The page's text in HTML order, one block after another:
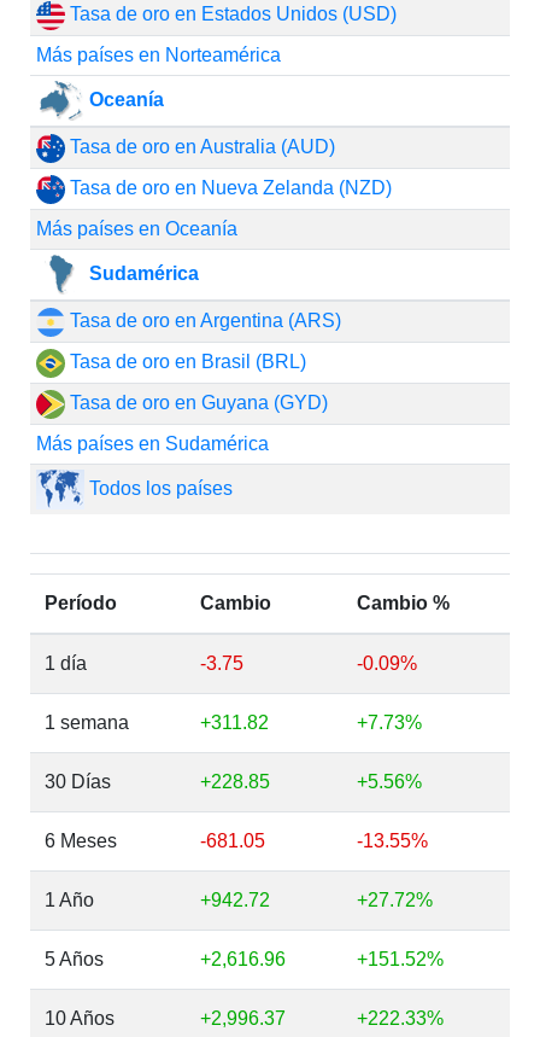
Tasa de oro en Estados Unidos (USD)
Más países en Norteamérica
Oceanía
Tasa de oro en Australia (AUD)
Tasa de oro en Nueva Zelanda (NZD)
Más países en Oceanía
Sudamérica
Tasa de oro en Argentina (ARS)
Tasa de oro en Brasil (BRL)
Tasa de oro en Guyana (GYD)
Más países en Sudamérica
Todos los países
Período Cambio Cambio %
1 día -3.75 -0.09%
1 semana +311.82 +7.73%
30 Días +228.85 +5.56%
6 Meses -681.05 -13.55%
1 Año +942.72 +27.72%
5 Años +2,616.96 +151.52%
10 Años +2,996.37 +222.33%